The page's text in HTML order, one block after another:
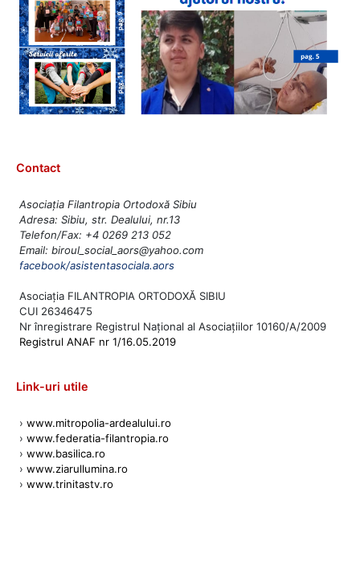
Contact
Asociația Filantropia Ortodoxă Sibiu
Adresa: Sibiu, str. Dealului, nr.13
Telefon/Fax: +4 0269 213 052
Email: biroul_social_aors@yahoo.com
facebook/asistentasociala.aors
Asociația FILANTROPIA ORTODOXĂ SIBIU
CUI 26346475
Nr înregistrare Registrul Național al Asociațiilor 10160/A/2009
Registrul ANAF nr 1/16.05.2019
Link-uri utile
› www.mitropolia-ardealului.ro
› www.federatia-filantropia.ro
› www.basilica.ro
› www.ziarullumina.ro
› www.trinitastv.ro